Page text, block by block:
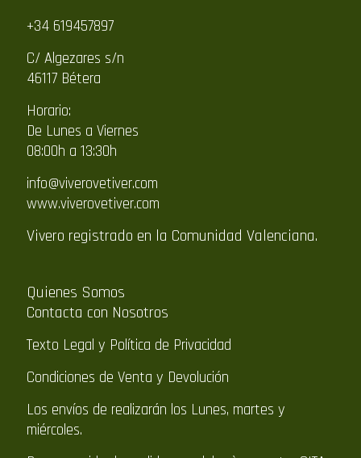
+34 619457897
C/ Algezares s/n
46117 Bétera
Horario:
De Lunes a Viernes
08:00h a 13:30h
info@viverovetiver.com
www.viverovetiver.com
Vivero registrado en la Comunidad Valenciana.
Quienes Somos
Contacta con Nosotros
Texto Legal y Política de Privacidad
Condiciones de Venta y Devolución
Los envíos de realizarán los Lunes, martes y
miércoles.